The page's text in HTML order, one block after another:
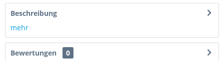
Beschreibung
mehr
Bewertungen
0